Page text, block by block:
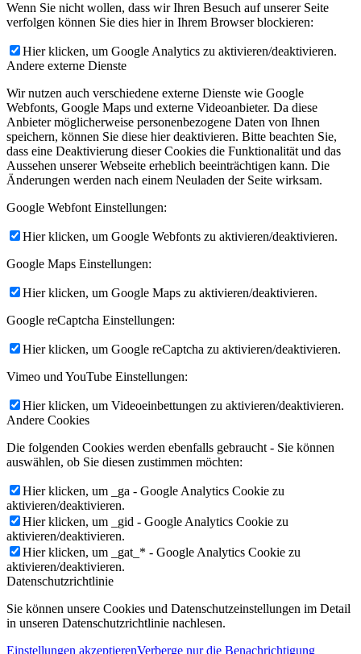
Wenn Sie nicht wollen, dass wir Ihren Besuch auf unserer Seite
verfolgen können Sie dies hier in Ihrem Browser blockieren:
Hier klicken, um Google Analytics zu aktivieren/deaktivieren.
Andere externe Dienste
Wir nutzen auch verschiedene externe Dienste wie Google
Webfonts, Google Maps und externe Videoanbieter. Da diese
Anbieter möglicherweise personenbezogene Daten von Ihnen
speichern, können Sie diese hier deaktivieren. Bitte beachten Sie,
dass eine Deaktivierung dieser Cookies die Funktionalität und das
Aussehen unserer Webseite erheblich beeinträchtigen kann. Die
Änderungen werden nach einem Neuladen der Seite wirksam.
Google Webfont Einstellungen:
Hier klicken, um Google Webfonts zu aktivieren/deaktivieren.
Google Maps Einstellungen:
Hier klicken, um Google Maps zu aktivieren/deaktivieren.
Google reCaptcha Einstellungen:
Hier klicken, um Google reCaptcha zu aktivieren/deaktivieren.
Vimeo und YouTube Einstellungen:
Hier klicken, um Videoeinbettungen zu aktivieren/deaktivieren.
Andere Cookies
Die folgenden Cookies werden ebenfalls gebraucht - Sie können
auswählen, ob Sie diesen zustimmen möchten:
Hier klicken, um _ga - Google Analytics Cookie zu
aktivieren/deaktivieren.
Hier klicken, um _gid - Google Analytics Cookie zu
aktivieren/deaktivieren.
Hier klicken, um _gat_* - Google Analytics Cookie zu
aktivieren/deaktivieren.
Datenschutzrichtlinie
Sie können unsere Cookies und Datenschutzeinstellungen im Detail
in unseren Datenschutzrichtlinie nachlesen.
Einstellungen akzeptierenVerberge nur die Benachrichtigung